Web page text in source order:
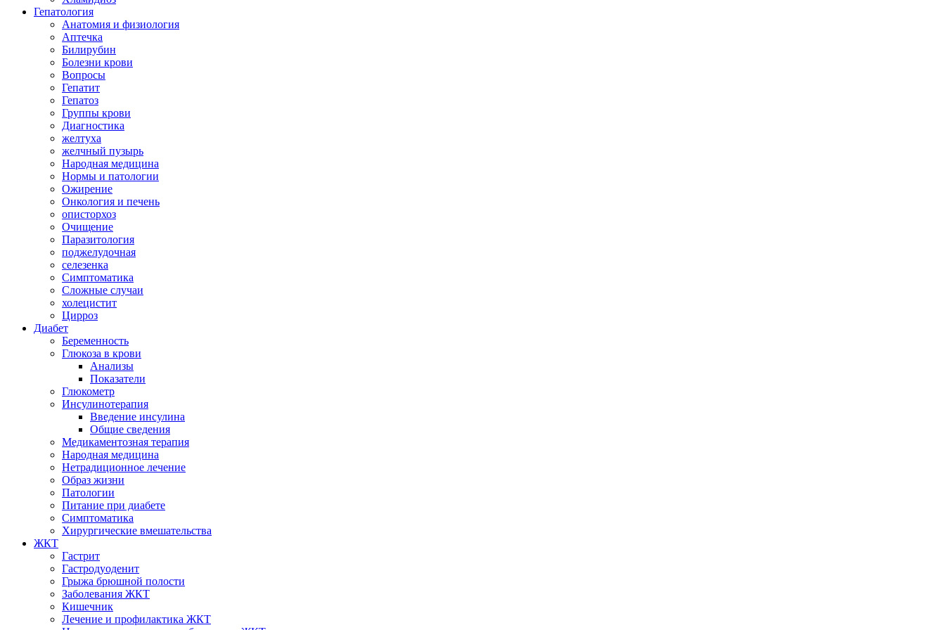
Гепатология
Анатомия и физиология
Аптечка
Билирубин
Болезни крови
Вопросы
Гепатит
Гепатоз
Группы крови
Диагностика
желтуха
желчный пузырь
Народная медицина
Нормы и патологии
Ожирение
Онкология и печень
описторхоз
Очищение
Паразитология
поджелудочная
селезенка
Симптоматика
Сложные случаи
холецистит
Цирроз
Диабет
Беременность
Глюкоза в крови
Анализы
Показатели
Глюкометр
Инсулинотерапия
Введение инсулина
Общие сведения
Медикаментозная терапия
Народная медицина
Нетрадиционное лечение
Образ жизни
Патологии
Питание при диабете
Симптоматика
Хирургические вмешательства
ЖКТ
Гастрит
Гастродуоденит
Грыжа брюшной полости
Заболевания ЖКТ
Кишечник
Лечение и профилактика ЖКТ